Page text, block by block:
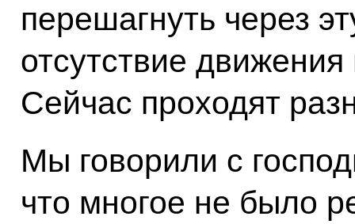
перешагнуть через
отсутствие
Сейчас проходят
Мы говорили с
что многое не было